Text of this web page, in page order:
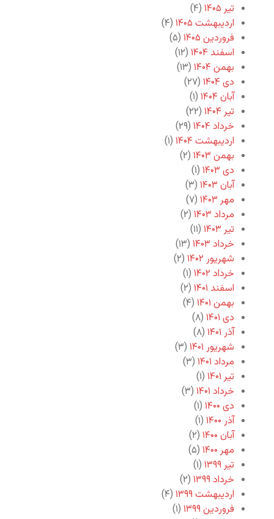
تیر ۱۴۰۵
(۴)
اردیبهشت ۱۴۰۵
(۴)
فروردین ۱۴۰۵
(۵)
اسفند ۱۴۰۴
(۱۲)
بهمن ۱۴۰۴
(۱۳)
دی ۱۴۰۴
(۲۷)
آبان ۱۴۰۴
(۱)
تیر ۱۴۰۴
(۲۲)
خرداد ۱۴۰۴
(۲۹)
اردیبهشت ۱۴۰۴
(۱)
بهمن ۱۴۰۳
(۲)
دی ۱۴۰۳
(۱)
آبان ۱۴۰۳
(۳)
مهر ۱۴۰۳
(۷)
مرداد ۱۴۰۳
(۲)
تیر ۱۴۰۳
(۱۱)
خرداد ۱۴۰۳
(۱۳)
شهریور ۱۴۰۲
(۲)
خرداد ۱۴۰۲
(۱)
اسفند ۱۴۰۱
(۲)
بهمن ۱۴۰۱
(۴)
دی ۱۴۰۱
(۸)
آذر ۱۴۰۱
(۸)
شهریور ۱۴۰۱
(۳)
مرداد ۱۴۰۱
(۳)
تیر ۱۴۰۱
(۱)
خرداد ۱۴۰۱
(۳)
دی ۱۴۰۰
(۱)
آذر ۱۴۰۰
(۱)
آبان ۱۴۰۰
(۲)
مهر ۱۴۰۰
(۵)
تیر ۱۳۹۹
(۱)
خرداد ۱۳۹۹
(۲)
اردیبهشت ۱۳۹۹
(۴)
فروردین ۱۳۹۹
(۱)